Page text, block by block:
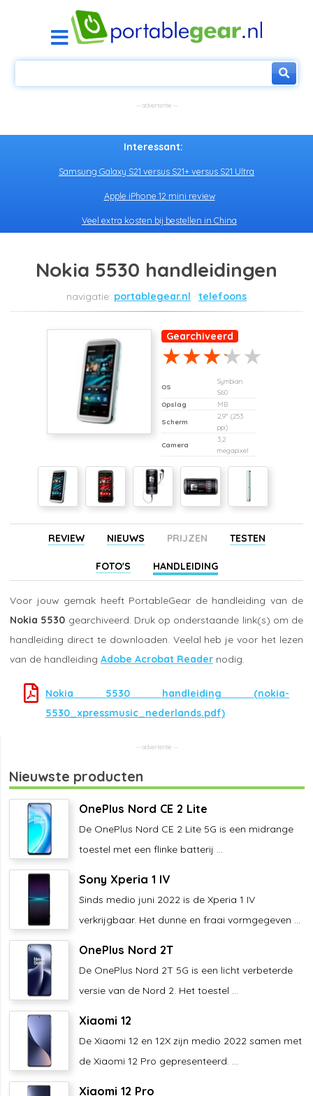
Interessant:
Samsung Galaxy S21 versus S21+ versus S21 Ultra
Apple iPhone 12 mini review
Veel extra kosten bij bestellen in China
Nokia 5530 handleidingen
portablegear.nl telefoons
Gearchiveerd
OS
Symbian
S60
Opslag
MB
Scherm
2,9" (253
ppi)
Camera
3,2
megapixel
REVIEW NIEUWS PRIJZEN TESTEN
FOTO'S HANDLEIDING
Voor jouw gemak heeft PortableGear de handleiding van de
Nokia 5530 gearchiveerd. Druk op onderstaande link(s) om de
handleiding direct te downloaden. Veelal heb je voor het lezen
van de handleiding Adobe Acrobat Reader nodig.
Nokia 5530 handleiding (nokia-
5530_xpressmusic_nederlands.pdf)
Nieuwste producten
OnePlus Nord CE 2 Lite
De OnePlus Nord CE 2 Lite 5G is een midrange
toestel met een flinke batterij ...
Sony Xperia 1 IV
Sinds medio juni 2022 is de Xperia 1 IV
verkrijgbaar. Het dunne en fraai vormgegeven ...
OnePlus Nord 2T
De OnePlus Nord 2T 5G is een licht verbeterde
versie van de Nord 2. Het toestel ...
Xiaomi 12
De Xiaomi 12 en 12X zijn medio 2022 samen met
de Xiaomi 12 Pro gepresenteerd. ...
Xiaomi 12 Pro